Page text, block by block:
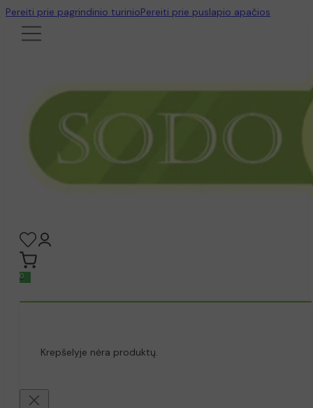
Pereiti prie pagrindinio turinioPereiti prie puslapio apačios
0
Krepšelyje nėra produktų.